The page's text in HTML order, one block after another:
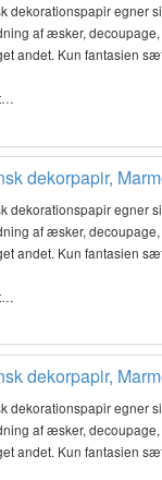
dekorationspapir egner
af æsker, decoupage,
andet. Kun fantasien
dekorpapir,
dekorationspapir egner
af æsker, decoupage,
andet. Kun fantasien
dekorpapir,
dekorationspapir egner
af æsker, decoupage,
andet. Kun fantasien